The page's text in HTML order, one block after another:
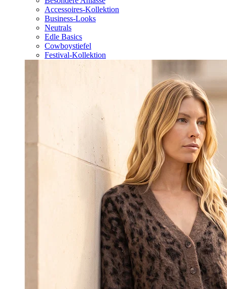
Accessoires-Kollektion
Business-Looks
Neutrals
Edle Basics
Cowboystiefel
Festival-Kollektion